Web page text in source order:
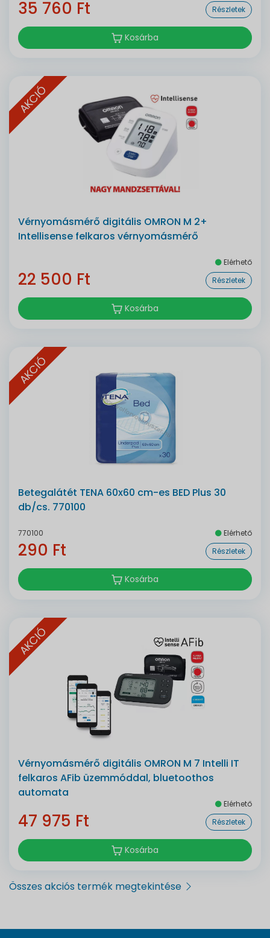
35 760 Ft Részletek
Kosárba
AKCIÓ
Vérnyomásmérő digitális OMRON M 2+
Intellisense felkaros vérnyomásmérő
Elérhető
22 500 Ft Részletek
Kosárba
AKCIÓ
Betegalátét TENA 60x60 cm-es BED Plus 30
db/cs. 770100
770100 Elérhető
290 Ft Részletek
Kosárba
AKCIÓ
Vérnyomásmérő digitális OMRON M 7 Intelli IT
felkaros AFib üzemmóddal, bluetoothos
automata
Elérhető
47 975 Ft Részletek
Kosárba
Összes akciós termék megtekintése